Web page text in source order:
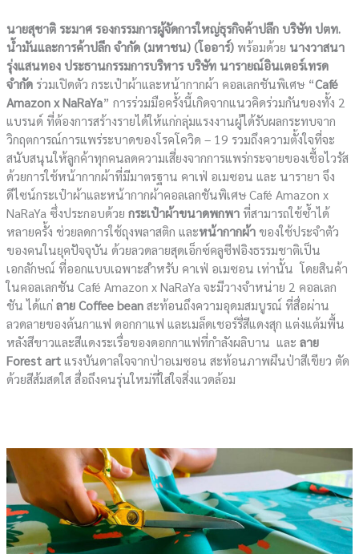
นายสุชาติ ระมาศ รองกรรมการผู้จัดการใหญ่ธุรกิจค้าปลีก บริษัท ปตท.
น้ำมันและการค้าปลีก จำกัด (มหาชน) (โออาร์)พร้อมด้วย นางวาสนา
รุ่งแสนทอง ประธานกรรมการบริหาร บริษัท นารายณ์อินเตอร์เทรด
จำกัด ร่วมเปิดตัว กระเป๋าผ้าและหน้ากากผ้า คอลเลกชันพิเศษ “Café
Amazon x NaRaYa” การร่วมมือครั้งนี้เกิดจากแนวคิดร่วมกันของทั้ง 2
แบรนด์ ที่ต้องการสร้างรายได้ให้แก่กลุ่มแรงงานผู้ได้รับผลกระทบจาก
วิกฤตการณ์การแพร่ระบาดของโรคโควิด – 19 รวมถึงความตั้งใจที่จะ
สนับสนุนให้ลูกค้าทุกคนลดความเสี่ยงจากการแพร่กระจายของเชื้อไวรัส
ด้วยการใช้หน้ากากผ้าที่มีมาตรฐาน คาเฟ่ อเมซอน และ นารายา จึง
ดีไซน์กระเป๋าผ้าและหน้ากากผ้าคอลเลกชันพิเศษ Café Amazon x
NaRaYa ซึ่งประกอบด้วยกระเป๋าผ้าขนาดพกพาที่สามารถใช้ซ้ำได้
หลายครั้ง ช่วยลดการใช้ถุงพลาสติก และหน้ากากผ้าของใช้ประจำตัว
ของคนในยุคปัจจุบัน ด้วยลวดลายสุดเอ็กซ์คลูซีฟอิงธรรมชาติเป็น
เอกลักษณ์ ที่ออกแบบเฉพาะสำหรับ คาเฟ่ อเมซอน เท่านั้น โดยสินค้า
ในคอลเลกชัน Café Amazon x NaRaYa จะมีวางจำหน่าย 2 คอลเลก
ชัน ได้แก่ลายCoffee beanสะท้อนถึงความอุดมสมบูรณ์ ที่สื่อผ่าน
ลวดลายของต้นกาแฟ ดอกกาแฟ และเมล็ดเชอร์รี่สีแดงสุก แต่งแต้มพื้น
หลังสีขาวและสีแดงระเรื่อของดอกกาแฟที่กำลังผลิบาน และลาย
Forest artแรงบันดาลใจจากป่าอเมซอน สะท้อนภาพผืนป่าสีเขียว ตัด
ด้วยสีส้มสดใส สื่อถึงคนรุ่นใหม่ที่ใส่ใจสิ่งแวดล้อม